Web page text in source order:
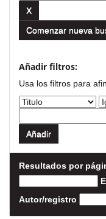
Comenzar nueva
Añadir filtros:
Usa los filtros para
Resultados por
Autor/registro